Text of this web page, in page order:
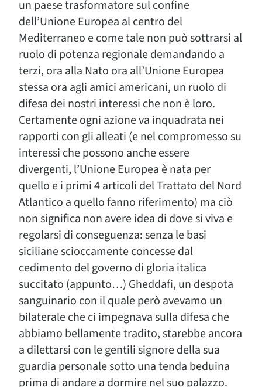
un paese trasformatore sul confine
dell’Unione Europea al centro del
Mediterraneo e come tale non può sottrarsi al
ruolo di potenza regionale demandando a
terzi, ora alla Nato ora all’Unione Europea
stessa ora agli amici americani, un ruolo di
difesa dei nostri interessi che non è loro.
Certamente ogni azione va inquadrata nei
rapporti con gli alleati (e nel compromesso su
interessi che possono anche essere
divergenti, l’Unione Europea è nata per
quello e i primi 4 articoli del Trattato del Nord
Atlantico a quello fanno riferimento) ma ciò
non significa non avere idea di dove si viva e
regolarsi di conseguenza: senza le basi
siciliane scioccamente concesse dal
cedimento del governo di gloria italica
succitato (appunto…) Gheddafi, un despota
sanguinario con il quale però avevamo un
bilaterale che ci impegnava sulla difesa che
abbiamo bellamente tradito, starebbe ancora
a dilettarsi con le gentili signore della sua
guardia personale sotto una tenda beduina
prima di andare a dormire nel suo palazzo.